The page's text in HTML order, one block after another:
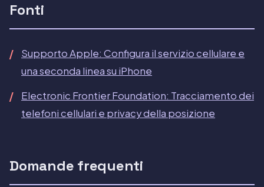
Fonti
Supporto Apple: Configura il servizio cellulare e
una seconda linea su iPhone
Electronic Frontier Foundation: Tracciamento dei
telefoni cellulari e privacy della posizione
Domande frequenti